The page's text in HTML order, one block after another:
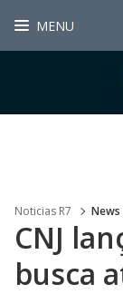
MENU
Noticias R7 News
CNJ
busca